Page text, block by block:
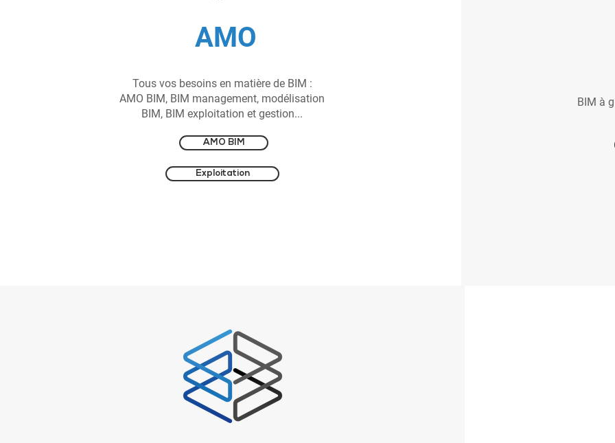
AMO
Tous vos besoins en matière de BIM :
AMO BIM, BIM management, modélisation
BIM, BIM exploitation et gestion...
AMO BIM
Exploitation
BIM à